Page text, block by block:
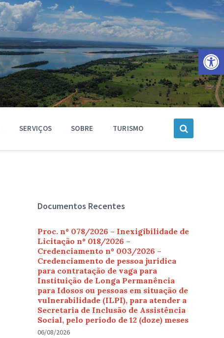
Barra de Ferramentas Aberta
SERVIÇOS SOBRE TURISMO
Documentos Recentes
Proc. nº 078/2026 – Inexigibilidade de
Licitação nº 018/2026 –
Credenciamento nº 003/2026 –
Credenciamento de pessoa jurídica
para contratação de vaga para
Instituição de Longa Permanência
para Idosos ou pessoas em situação de
vulnerabilidade (ILPI), para atender a
Secretaria de Inclusão de Assistência
Social, pelo período de 12 (doze) meses
06/08/2026